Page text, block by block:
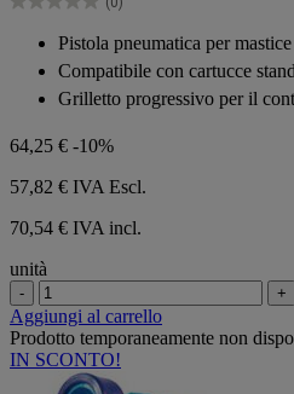
stelle.
0.0
stelle.
Pistola pneumatica per
Compatibile con cartucce
Grilletto progressivo per il
64,25 € -10%
57,82 € IVA Escl.
70,54 € IVA incl.
unità
- +
Aggiungi al carrello
Prodotto temporaneamente non
IN SCONTO!